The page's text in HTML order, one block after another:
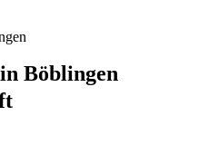
Böblingen